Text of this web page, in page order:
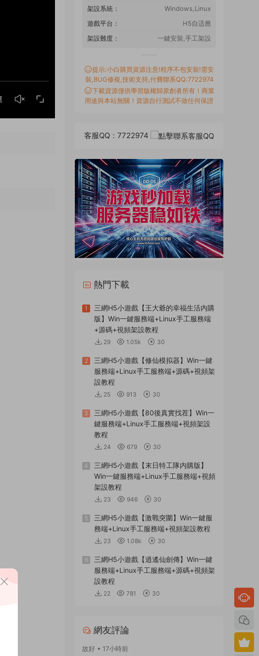
架設系統：
Windows,Linux
遊戲平台：
H5自适應
架設難度：
一鍵安裝,手工架設
提示:小白購買資源注意!程序不包安裝!需安
裝,BUG修複,技術支持,付費聯系QQ:7722974
下載資源僅供學習版權歸原創者所有！商業
用途與本站無關！資源自行測試不做任何保證
客服QQ：7722974
熱門下載
1
三網H5小遊戲【王大爺的幸福生活内購
版】Win一鍵服務端+Linux手工服務端
+源碼+視頻架設教程
29 1.05k 30
2
三網H5小遊戲【修仙模拟器】Win一鍵
服務端+Linux手工服務端+源碼+視頻架
設教程
25 913 30
3
三網H5小遊戲【80後真實找茬】Win一
鍵服務端+Linux手工服務端+視頻架設
教程
24 679 30
4
三網H5小遊戲【末日特工隊内購版】
Win一鍵服務端+Linux手工服務端+視頻
架設教程
23 946 30
5
三網H5小遊戲【激戰突圍】Win一鍵服
務端+Linux手工服務端+視頻架設教程
23 1.08k 30
6
三網H5小遊戲【逍遙仙劍傳】Win一鍵
服務端+Linux手工服務端+源碼+視頻架
設教程
22 781 30
網友評論
故好 • 17小時前